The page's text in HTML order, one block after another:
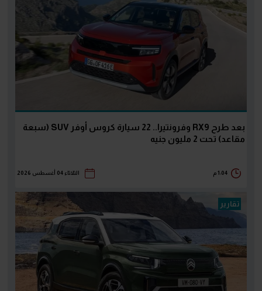
بعد طرح RX9 وفرونتيرا.. 22 سيارة كروس أوفر SUV (سبعة
مقاعد) تحت 2 مليون جنيه
1:04 م الثلاثاء 04 أغسطس 2026
تقارير